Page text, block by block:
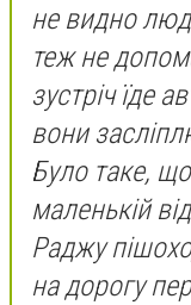
не видно
теж не
зустріч їде
вони
Було таке, що
маленькій
Раджу
на дорогу